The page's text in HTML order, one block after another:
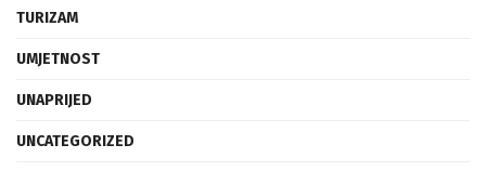
TURIZAM
UMJETNOST
UNAPRIJED
UNCATEGORIZED